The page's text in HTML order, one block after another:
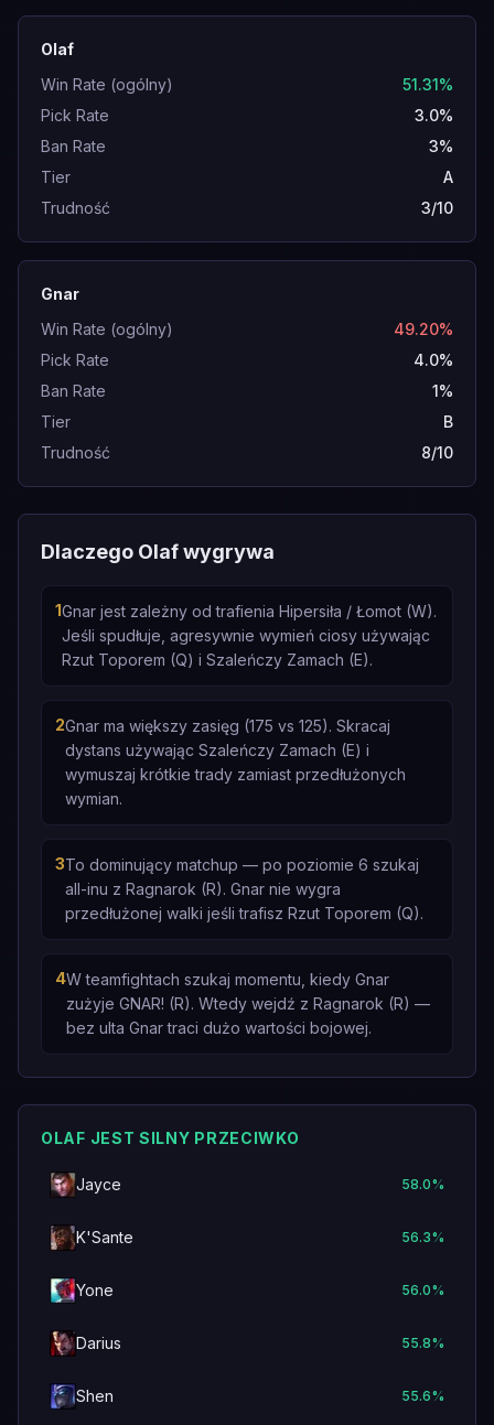
Olaf
Win Rate (ogólny)
51.31%
Pick Rate
3.0%
Ban Rate
3%
Tier
A
Trudność
3/10
Gnar
Win Rate (ogólny)
49.20%
Pick Rate
4.0%
Ban Rate
1%
Tier
B
Trudność
8/10
Dlaczego Olaf wygrywa
1Gnar jest zależny od trafienia Hipersiła / Łomot (W).
Jeśli spudłuje, agresywnie wymień ciosy używając
Rzut Toporem (Q) i Szaleńczy Zamach (E).
2Gnar ma większy zasięg (175 vs 125). Skracaj
dystans używając Szaleńczy Zamach (E) i
wymuszaj krótkie trady zamiast przedłużonych
wymian.
3To dominujący matchup — po poziomie 6 szukaj
all-inu z Ragnarok (R). Gnar nie wygra
przedłużonej walki jeśli trafisz Rzut Toporem (Q).
4W teamfightach szukaj momentu, kiedy Gnar
zużyje GNAR! (R). Wtedy wejdź z Ragnarok (R) —
bez ulta Gnar traci dużo wartości bojowej.
OLAF JEST SILNY PRZECIWKO
Jayce 58.0%
K'Sante 56.3%
Yone 56.0%
Darius 55.8%
Shen 55.6%